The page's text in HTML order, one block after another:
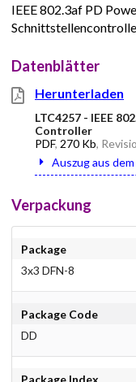
IEEE 802.3af PD
Datenblätter
Herunterladen
LTC4257 - IEEE
Controller
PDF, 270 Kb,
Auszug aus
Verpackung
Package
3x3 DFN-8
Package Code
DD
Package Index